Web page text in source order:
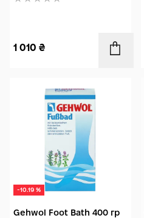
1 010 ₴
-10.19 %
Gehwol Foot Bath 400 гр